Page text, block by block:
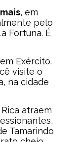
, em
pelo
Fortuna. É
Exército.
visite o
na cidade
atraem
Tamarindo